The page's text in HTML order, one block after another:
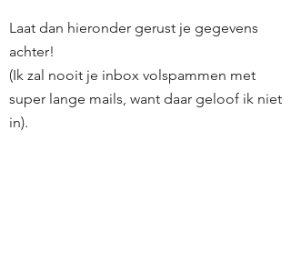
Laat dan hieronder gerust je gegevens
achter!
(Ik zal nooit je inbox volspammen met
super lange mails, want daar geloof ik niet
in).